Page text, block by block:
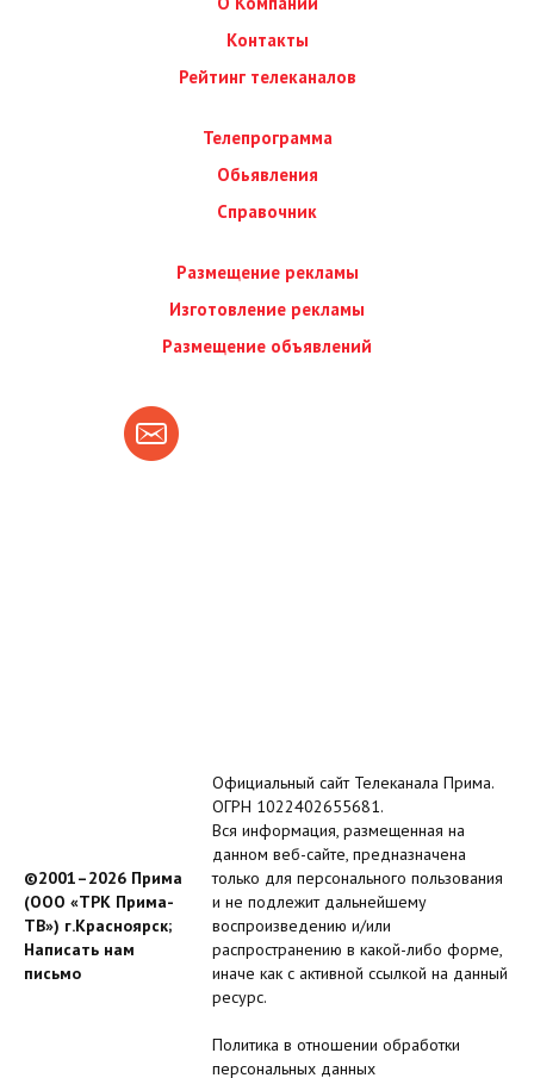
Контакты
Рейтинг телеканалов
Телепрограмма
Обьявления
Справочник
Размещение рекламы
Изготовление рекламы
Размещение объявлений
©2001–2026 Прима
(ООО «ТРК Прима-
ТВ») г.Красноярск;
Написать нам
письмо
Официальный сайт Телеканала Прима.
ОГРН 1022402655681.
Вся информация, размещенная на
данном веб-сайте, предназначена
только для персонального пользования
и не подлежит дальнейшему
воспроизведению и/или
распространению в какой-либо форме,
иначе как с активной ссылкой на данный
ресурс.
Политика в отношении обработки
персональных данных